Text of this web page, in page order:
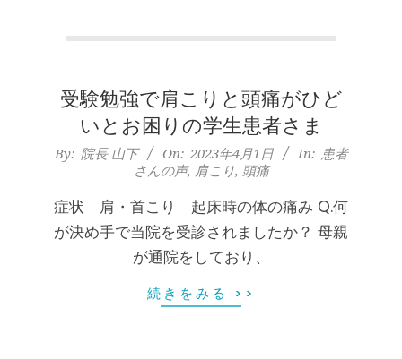
筋
本
町
受験勉強で肩こりと頭痛がひど
いとお困りの学生患者さま
2023-
01
By: 院長 山下 On: 2023年4月1日 In: 患者
さんの声, 肩こり, 頭痛
症状 肩・首こり 起床時の体の痛み Q.何
が決め手で当院を受診されましたか？ 母親
が通院をしており、
続きをみる >>
整形外科で水を抜きヒアルロン酸注射
をしても痛みが取れない膝痛で来院さ
れた患者さまの声
By: 院長 山下 On: 2026年5月23日
痛い！膝蓋靭帯炎（ジャンパー膝）に
自分で貼れるテーピングのご紹介
By: 院長 山下 On: 2026年5月23日
ジャンプやダッシュで膝のお皿の下が
痛い！膝蓋靭帯炎になってしまったら
サポーターはつけるべき？